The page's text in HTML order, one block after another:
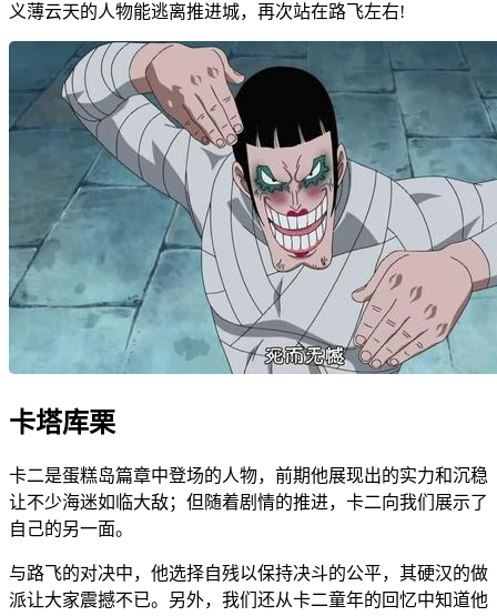
义薄云天的人物能逃离推进城，再次站在路飞左右!
卡塔库栗
卡二是蛋糕岛篇章中登场的人物，前期他展现出的实力和沉稳
让不少海迷如临大敌；但随着剧情的推进，卡二向我们展示了
自己的另一面。
与路飞的对决中，他选择自残以保持决斗的公平，其硬汉的做
派让大家震撼不已。另外，我们还从卡二童年的回忆中知道他